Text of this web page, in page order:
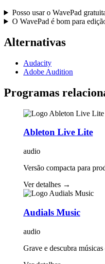
Posso usar o WavePad
O WavePad é bom para
Alternativas
Audacity
Adobe Audition
Programas
Ableton Live Lite
audio
Versão compacta para
Ver detalhes →
Audials Music
audio
Grave e descubra